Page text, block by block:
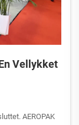
Vellykket
AEROPAK